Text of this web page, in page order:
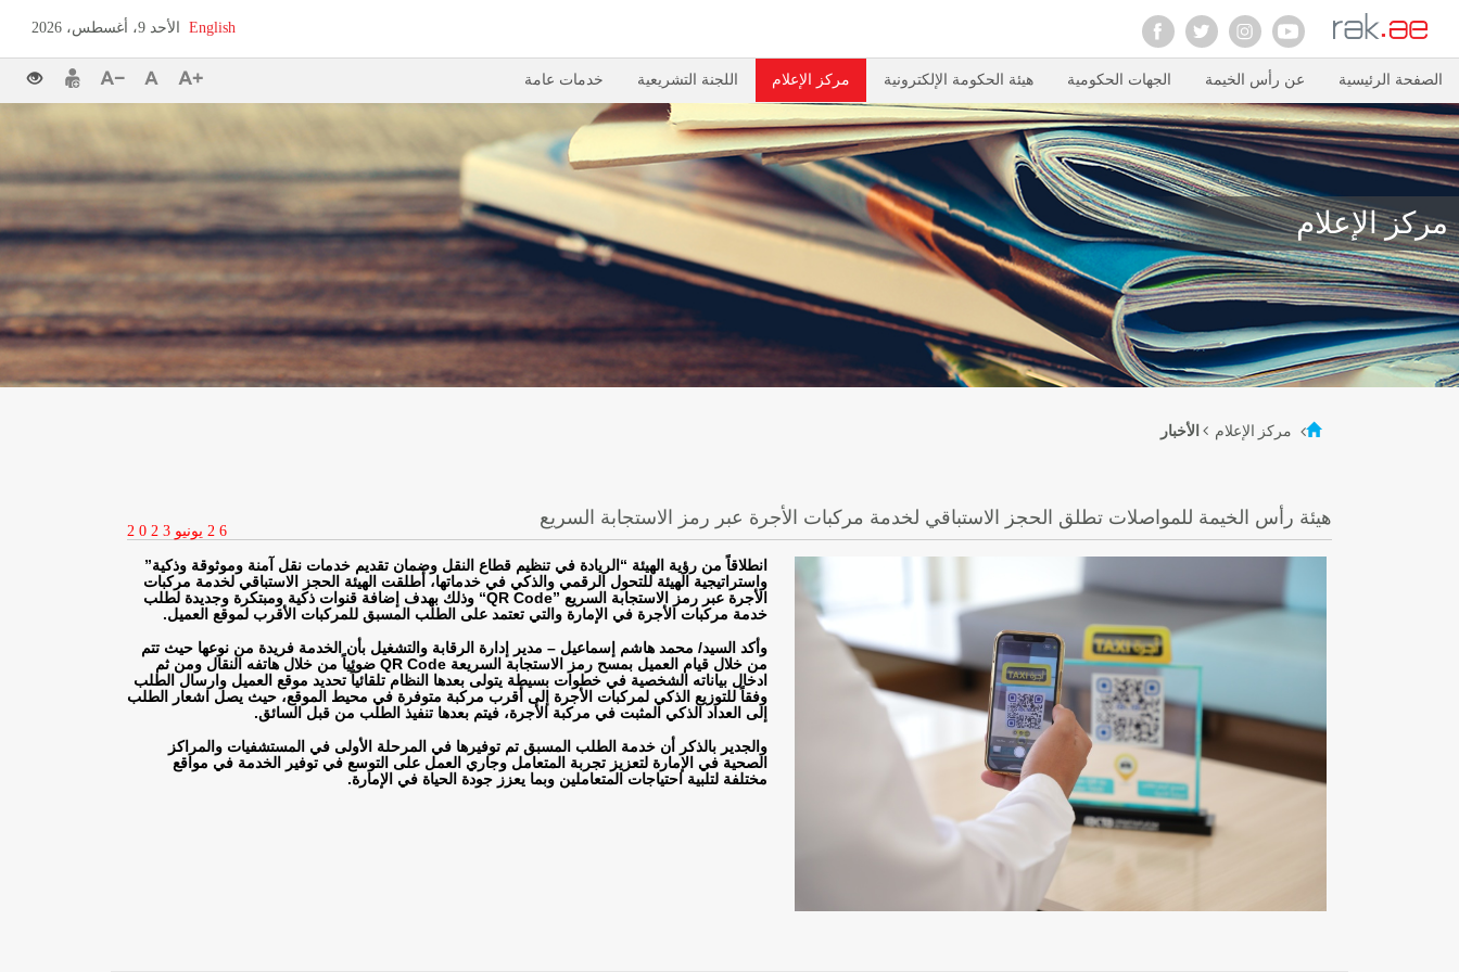
English الأحد 9، أغسطس، 2026
الصفحة الرئيسية عن رأس الخيمة الجهات الحكومية هيئة الحكومة الإلكترونية مركز الإعلام اللجنة التشريعية خدمات عامة
مركز الإعلام
مركز الإعلام الأخبار
هيئة رأس الخيمة للمواصلات تطلق الحجز الاستباقي لخدمة مركبات الأجرة عبر رمز الاستجابة السريع
2 0 2 3 2 6
انطلاقاً من رؤية الهيئة “الريادة في تنظيم قطاع النقل وضمان تقديم خدمات نقل آمنة وموثوقة وذكية”
واستراتيجية الهيئة للتحول الرقمي والذكي في خدماتها، أطلقت الهيئة الحجز الاستباقي لخدمة مركبات
الأجرة عبر رمز الاستجابة السريع “QR Code” وذلك بهدف إضافة قنوات ذكية ومبتكرة وجديدة لطلب
خدمة مركبات الأجرة في الإمارة والتي تعتمد على الطلب المسبق للمركبات الأقرب لموقع العميل.
وأكد السيد/ محمد هاشم إسماعيل – مدير إدارة الرقابة والتشغيل بأن الخدمة فريدة من نوعها حيث تتم
من خلال قيام العميل بمسح رمز الاستجابة السريعة QR Code ضوئياً من خلال هاتفه النقال ومن ثم
ادخال بياناته الشخصية في خطوات بسيطة يتولى بعدها النظام تلقائياً تحديد موقع العميل وارسال الطلب
وفقاً للتوزيع الذكي لمركبات الأجرة إلى أقرب مركبة متوفرة في محيط الموقع، حيث يصل اشعار الطلب
إلى العداد الذكي المثبت في مركبة الأجرة، فيتم بعدها تنفيذ الطلب من قبل السائق.
والجدير بالذكر أن خدمة الطلب المسبق تم توفيرها في المرحلة الأولى في المستشفيات والمراكز
الصحية في الإمارة لتعزيز تجربة المتعامل وجاري العمل على التوسع في توفير الخدمة في مواقع
مختلفة لتلبية احتياجات المتعاملين وبما يعزز جودة الحياة في الإمارة.